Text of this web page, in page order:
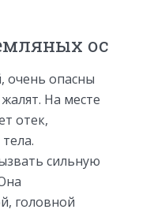
ос
очень опасны
На месте
отек,
сильную
головной